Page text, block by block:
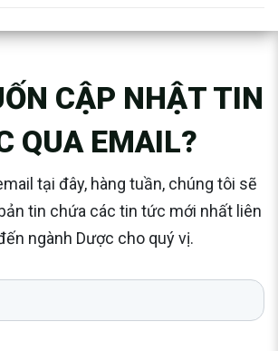
CẬP NHẬT TIN
QUA EMAIL?
tại đây, hàng tuần, chúng tôi sẽ
tin chứa các tin tức mới nhất liên
ngành Dược cho quý vị.